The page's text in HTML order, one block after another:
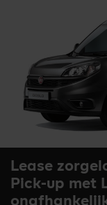
Lease
Pick-up met